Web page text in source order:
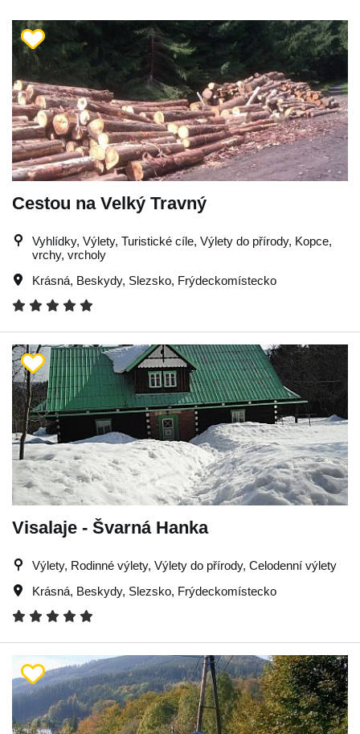
Cestou na Velký Travný
Vyhlídky, Výlety, Turistické cíle, Výlety do přírody, Kopce,
vrchy, vrcholy
Krásná, Beskydy, Slezsko, Frýdeckomístecko
Visalaje - Švarná Hanka
Výlety, Rodinné výlety, Výlety do přírody, Celodenní výlety
Krásná, Beskydy, Slezsko, Frýdeckomístecko